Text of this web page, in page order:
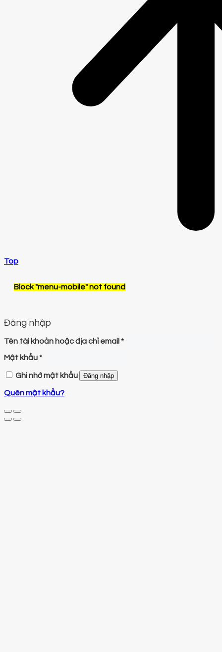
Top
Block"menu-mobile"not found
Đăng nhập
Tên tài khoản hoặc địa chỉ email *
Mật khẩu*
Ghi nhớ mật khẩu Đăng nhập
Quên mật khẩu?